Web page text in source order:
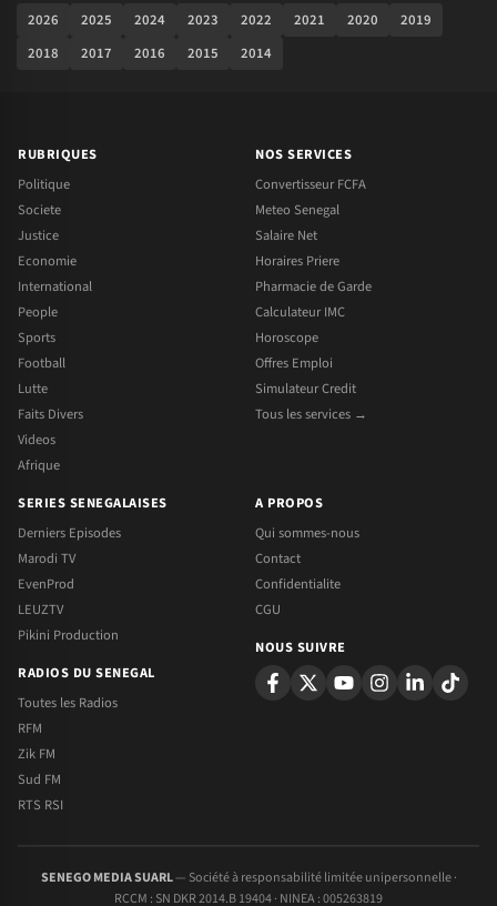
2026 2025 2024 2023 2022 2021 2020
2019
2018
2017 2016 2015 2014
RUBRIQUES
Politique
Societe
Justice
Economie
International
People
Sports
Football
Lutte
Faits Divers
Videos
Afrique
NOS SERVICES
Convertisseur FCFA
Meteo Senegal
Salaire Net
Horaires Priere
Pharmacie de Garde
Calculateur IMC
Horoscope
Offres Emploi
Simulateur Credit
Tous les services →
SERIES SENEGALAISES
Derniers Episodes
Marodi TV
EvenProd
LEUZTV
Pikini Production
RADIOS DU SENEGAL
Toutes les Radios
RFM
Zik FM
Sud FM
RTS RSI
A PROPOS
Qui sommes-nous
Contact
Confidentialite
CGU
NOUS SUIVRE
SENEGO MEDIA SUARL— Société à responsabilité limitée unipersonnelle ·
RCCM : SN DKR 2014.B 19404 · NINEA : 005263819